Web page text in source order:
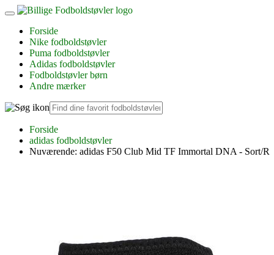
Forside
Nike fodboldstøvler
Puma fodboldstøvler
Adidas fodboldstøvler
Fodboldstøvler børn
Andre mærker
Forside
adidas fodboldstøvler
Nuværende: adidas F50 Club Mid TF Immortal DNA - Sort/R